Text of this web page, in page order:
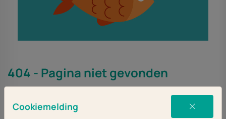
Cookiemelding
404 - Pagina niet gevonden